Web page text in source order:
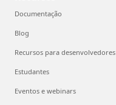
Documentação
Blog
Recursos para desenvolvedores
Estudantes
Eventos e webinars